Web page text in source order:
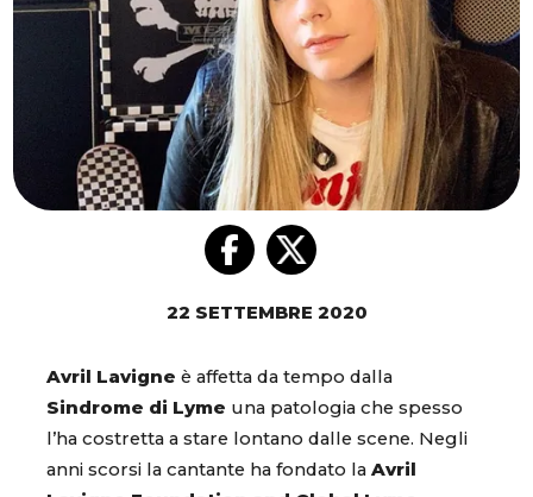
22 SETTEMBRE 2020
Avril Lavigne è affetta da tempo dalla
Sindrome di Lyme una patologia che spesso
l’ha costretta a stare lontano dalle scene. Negli
anni scorsi la cantante ha fondato la Avril